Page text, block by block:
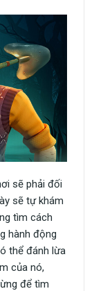
sẽ phải đối
sẽ tự khám
tìm cách
hành động
thể đánh lừa
của nó,
để tìm